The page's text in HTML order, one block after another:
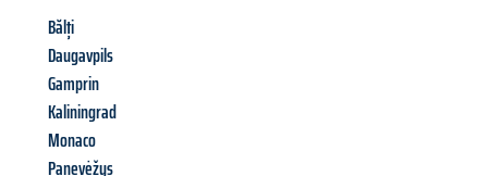
Bălți
Daugavpils
Gamprin
Kaliningrad
Monaco
Panevėžys